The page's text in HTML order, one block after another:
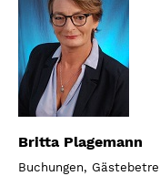
Britta Plagemann
Buchungen,